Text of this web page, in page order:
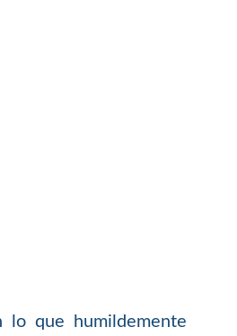
lo que humildemente